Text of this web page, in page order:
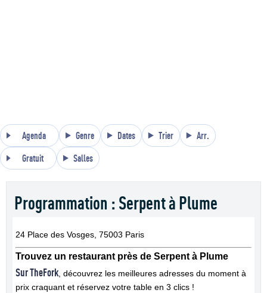
Agenda Genre Dates Trier Arr.
Gratuit Salles
Programmation : Serpent à Plume
24 Place des Vosges, 75003 Paris
Trouvez un restaurant près de Serpent à Plume
Sur TheFork , découvrez les meilleures adresses du moment à
prix craquant et réservez votre table en 3 clics !